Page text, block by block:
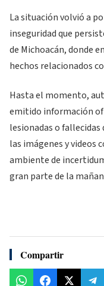
La situación volvió a
inseguridad que
de Michoacán, donde
hechos relacionados
Hasta el momento,
emitido información
lesionadas o
las imágenes y videos
ambiente de
gran parte de la
Compartir